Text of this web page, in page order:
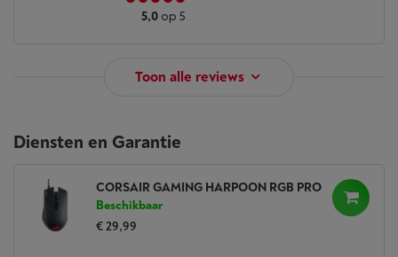
5,0 op 5
Toon alle reviews
Diensten en Garantie
CORSAIR GAMING HARPOON RGB PRO
Beschikbaar
€ 29,99